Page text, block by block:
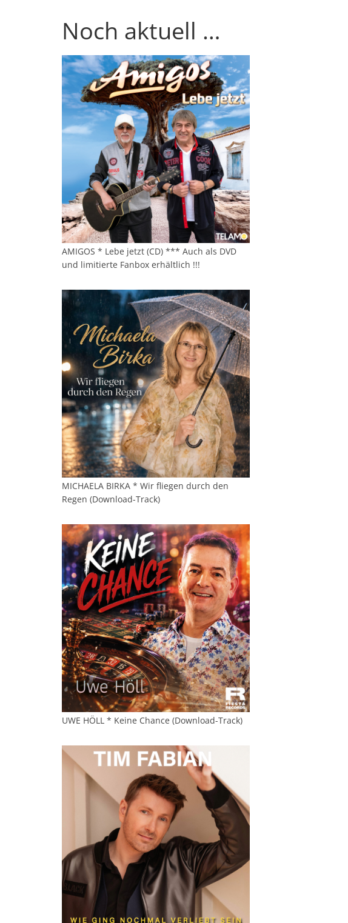
Noch aktuell …
AMIGOS * Lebe jetzt (CD) *** Auch als DVD
und limitierte Fanbox erhältlich !!!
MICHAELA BIRKA * Wir fliegen durch den
Regen (Download-Track)
UWE HÖLL * Keine Chance (Download-Track)